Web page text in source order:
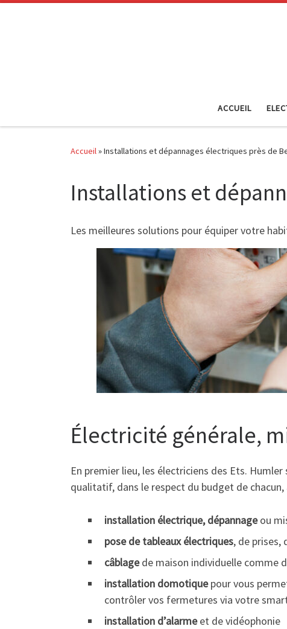
ACCUEIL
Accueil»Installations et dépannages électriques près de
Installations et
Les meilleures solutions pour équiper votre
Électricité générale,
En premier lieu, les électriciens des Ets.
qualitatif, dans le respect du budget de
installation électrique, dépannageou
pose de tableaux électriques, de prises,
câblagede maison individuelle comme
installation domotiquepour vous
contrôler vos fermetures via votre
installation d’alarmeet de vidéophonie